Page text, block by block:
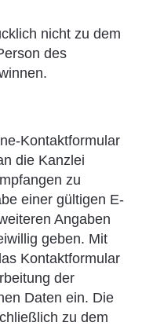
nicht zu dem
des
Kontaktformular
die Kanzlei
zu
einer gültigen E-
Angaben
geben. Mit
Kontaktformular
der
Daten ein. Die
zu dem